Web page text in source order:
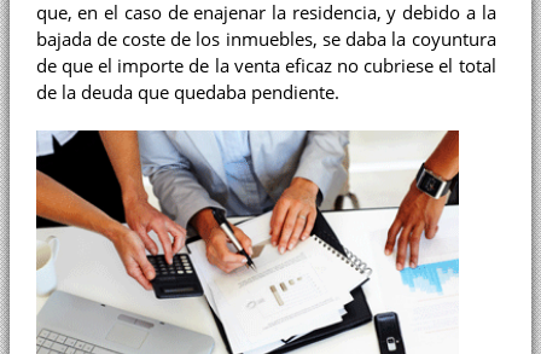
que, en el caso de enajenar la residencia, y debido a la
bajada de coste de los inmuebles, se daba la coyuntura
de que el importe de la venta eficaz no cubriese el total
de la deuda que quedaba pendiente.